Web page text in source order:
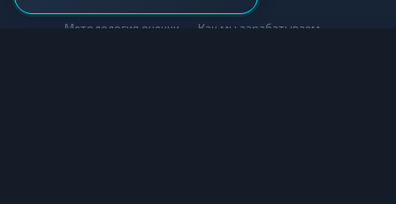
Методология оценки Как мы зарабатываем